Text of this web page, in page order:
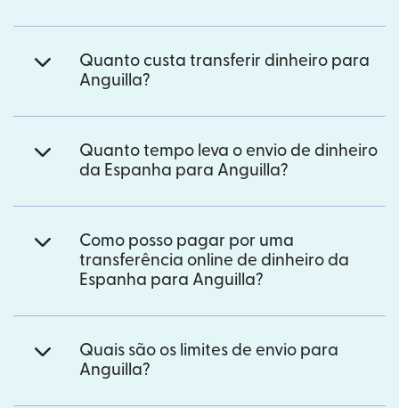
Quanto custa transferir dinheiro para
Anguilla?
Quanto tempo leva o envio de dinheiro
da Espanha para Anguilla?
Como posso pagar por uma
transferência online de dinheiro da
Espanha para Anguilla?
Quais são os limites de envio para
Anguilla?